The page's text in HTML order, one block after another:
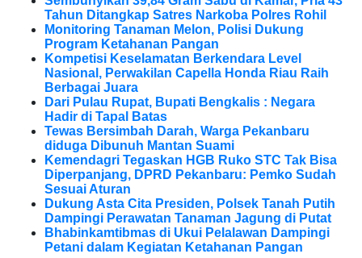
Tahun Ditangkap Satres Narkoba Polres Rohil
Monitoring Tanaman Melon, Polisi Dukung
Program Ketahanan Pangan
Kompetisi Keselamatan Berkendara Level
Nasional, Perwakilan Capella Honda Riau Raih
Berbagai Juara
Dari Pulau Rupat, Bupati Bengkalis : Negara
Hadir di Tapal Batas
Tewas Bersimbah Darah, Warga Pekanbaru
diduga Dibunuh Mantan Suami
Kemendagri Tegaskan HGB Ruko STC Tak Bisa
Diperpanjang, DPRD Pekanbaru: Pemko Sudah
Sesuai Aturan
Dukung Asta Cita Presiden, Polsek Tanah Putih
Dampingi Perawatan Tanaman Jagung di Putat
Bhabinkamtibmas di Ukui Pelalawan Dampingi
Petani dalam Kegiatan Ketahanan Pangan